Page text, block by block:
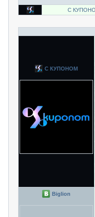
С
С КУПОНОМ
Biglion